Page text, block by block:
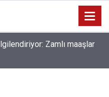
Zamlı maaşlar